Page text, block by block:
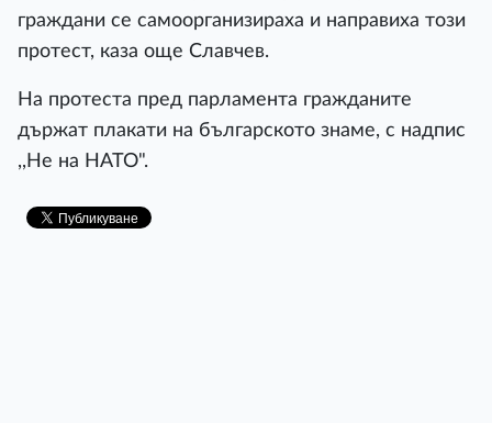
граждани се самоорганизираха и направиха този
протест, каза още Славчев.
На протеста пред парламента гражданите
държат плакати на българското знаме, с надпис
,,Не на НАТО".